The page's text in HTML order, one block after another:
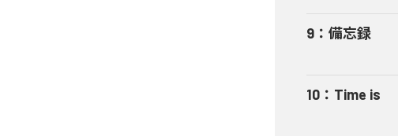
9 ： 備忘録
10 ： Time is